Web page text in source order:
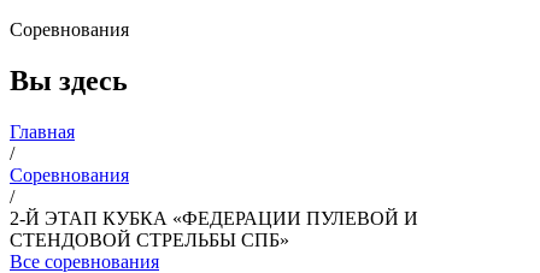
Соревнования
Вы здесь
Главная
/
Соревнования
/
2-Й ЭТАП КУБКА «ФЕДЕРАЦИИ ПУЛЕВОЙ И
СТЕНДОВОЙ СТРЕЛЬБЫ СПБ»
Все соревнования